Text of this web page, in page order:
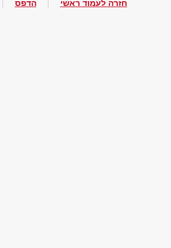
חזרה לעמוד ראשי הדפס